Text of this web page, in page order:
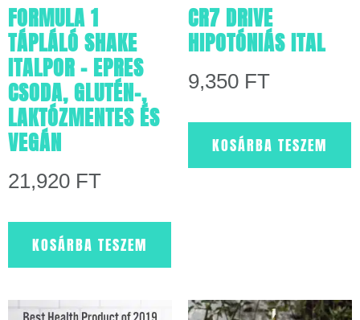
FORMULA 1
TÁPLÁLÓ SHAKE
ITALPOR – EPRES
CSODA, GLUTÉN-,
LAKTÓZMENTES ÉS
VEGÁN
21,920 FT
KOSÁRBA TESZEM
CR7 DRIVE
HIPOTÓNIÁS ITAL
9,350 FT
KOSÁRBA TESZEM